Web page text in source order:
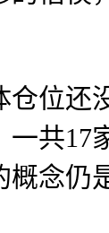
位还
共17
念仍